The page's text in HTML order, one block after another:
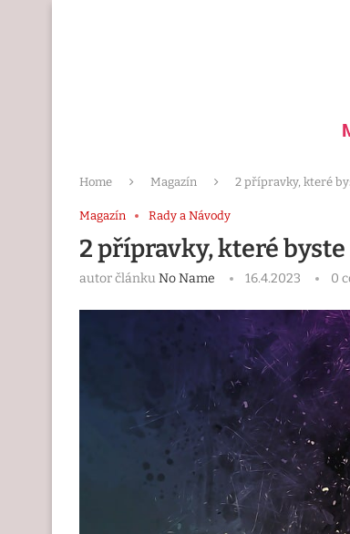
Home Magazín 2 přípravky, které
Magazín Rady a Návody
2 přípravky, které
autor článkuNo Name 16.4.2023 0